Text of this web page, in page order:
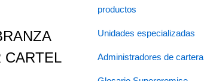
CARTEL
productos
Unidades especializadas
Administradores de cartera